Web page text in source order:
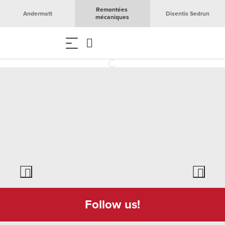
Andermatt
Remontées
mécaniques
Disentis Sedrun
Follow us!